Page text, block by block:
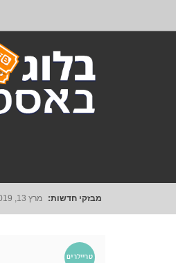
מבזקי חדשות: מרץ 13, 2019
טריילרים